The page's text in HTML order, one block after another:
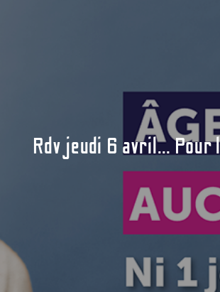
Rdv jeudi 6 avril… Pour